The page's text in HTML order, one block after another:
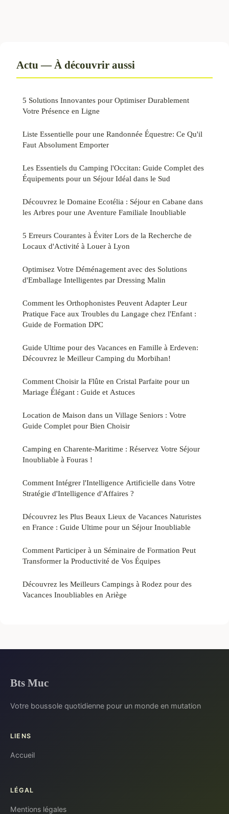
Actu — À découvrir aussi
5 Solutions Innovantes pour Optimiser Durablement
Votre Présence en Ligne
Liste Essentielle pour une Randonnée Équestre: Ce Qu'il
Faut Absolument Emporter
Les Essentiels du Camping l'Occitan: Guide Complet des
Équipements pour un Séjour Idéal dans le Sud
Découvrez le Domaine Ecotélia : Séjour en Cabane dans
les Arbres pour une Aventure Familiale Inoubliable
5 Erreurs Courantes à Éviter Lors de la Recherche de
Locaux d'Activité à Louer à Lyon
Optimisez Votre Déménagement avec des Solutions
d'Emballage Intelligentes par Dressing Malin
Comment les Orthophonistes Peuvent Adapter Leur
Pratique Face aux Troubles du Langage chez l'Enfant :
Guide de Formation DPC
Guide Ultime pour des Vacances en Famille à Erdeven:
Découvrez le Meilleur Camping du Morbihan!
Comment Choisir la Flûte en Cristal Parfaite pour un
Mariage Élégant : Guide et Astuces
Location de Maison dans un Village Seniors : Votre
Guide Complet pour Bien Choisir
Camping en Charente-Maritime : Réservez Votre Séjour
Inoubliable à Fouras !
Comment Intégrer l'Intelligence Artificielle dans Votre
Stratégie d'Intelligence d'Affaires ?
Découvrez les Plus Beaux Lieux de Vacances Naturistes
en France : Guide Ultime pour un Séjour Inoubliable
Comment Participer à un Séminaire de Formation Peut
Transformer la Productivité de Vos Équipes
Découvrez les Meilleurs Campings à Rodez pour des
Vacances Inoubliables en Ariège
Bts Muc
Votre boussole quotidienne pour un monde en mutation
LIENS
Accueil
LÉGAL
Mentions légales